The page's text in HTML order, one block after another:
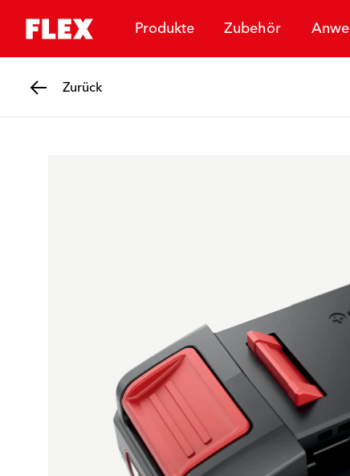
Produkte Zubehör
Zurück